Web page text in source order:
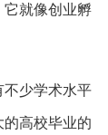
它就像创业孵
不少学术水平
高校毕业的